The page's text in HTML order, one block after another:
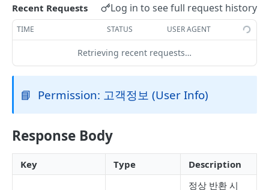
개별 가상자산 정보 조회 GET
캔들 차트 조회 GET
PRIVATE API V2.1
계정정보
특정 자산 잔고 조회
전체 수수료 조회 POST
매수/매도 주문
미체결 주문 조회 POST
입출금
원화 입출금 내역 조회
POST
Recent Requests Log in to see full request history
TIME STATUS USER AGENT
Retrieving recent requests…
📘 Permission: 고객정보 (User Info)
Response Body
Key Type
Description
정상 반환 시